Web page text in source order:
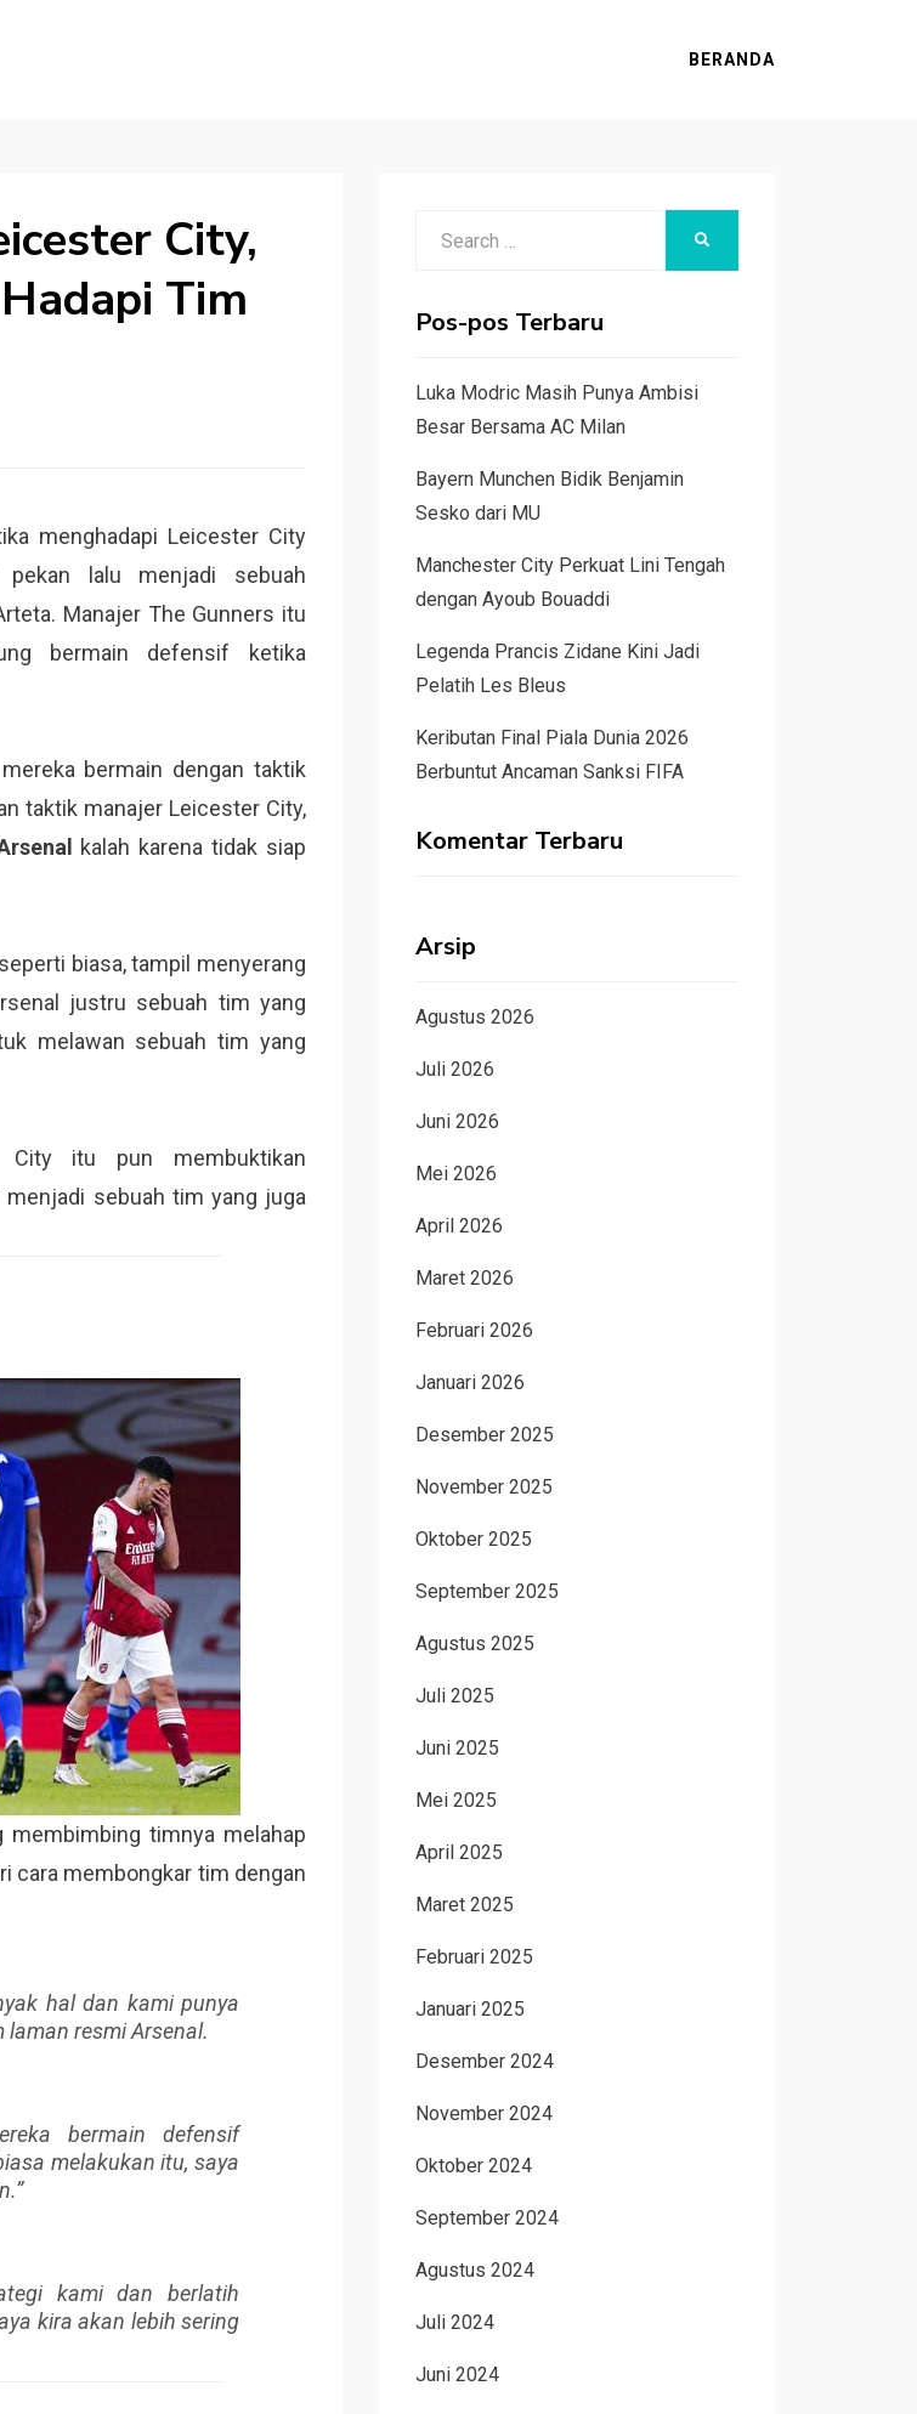
BERANDA
City,
Tim
menghadapi Leicester City
lalu menjadi sebuah
Manajer The Gunners itu
bermain defensif ketika
bermain dengan taktik
taktik manajer Leicester City,
kalah karena tidak siap
biasa, tampil menyerang
justru sebuah tim yang
melawan sebuah tim yang
City itu pun membuktikan
menjadi sebuah tim yang juga
membimbing timnya melahap
cara membongkar tim dengan
hal dan kami punya
resmi Arsenal.
bermain defensif
melakukan itu, saya
kami dan berlatih
kira akan lebih sering
Pos-pos Terbaru
Luka Modric Masih Punya Ambisi
Besar Bersama AC Milan
Bayern Munchen Bidik Benjamin
Sesko dari MU
Manchester City Perkuat Lini Tengah
dengan Ayoub Bouaddi
Legenda Prancis Zidane Kini Jadi
Pelatih Les Bleus
Keributan Final Piala Dunia 2026
Berbuntut Ancaman Sanksi FIFA
Komentar Terbaru
Arsip
Agustus 2026
Juli 2026
Juni 2026
Mei 2026
April 2026
Maret 2026
Februari 2026
Januari 2026
Desember 2025
November 2025
Oktober 2025
September 2025
Agustus 2025
Juli 2025
Juni 2025
Mei 2025
April 2025
Maret 2025
Februari 2025
Januari 2025
Desember 2024
November 2024
Oktober 2024
September 2024
Agustus 2024
Juli 2024
Juni 2024